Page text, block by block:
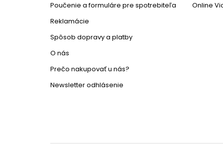
Poučenie a formuláre pre spotrebiteľa
Reklamácie
Spôsob dopravy a platby
O nás
Prečo nakupovať u nás?
Newsletter odhlásenie
Online